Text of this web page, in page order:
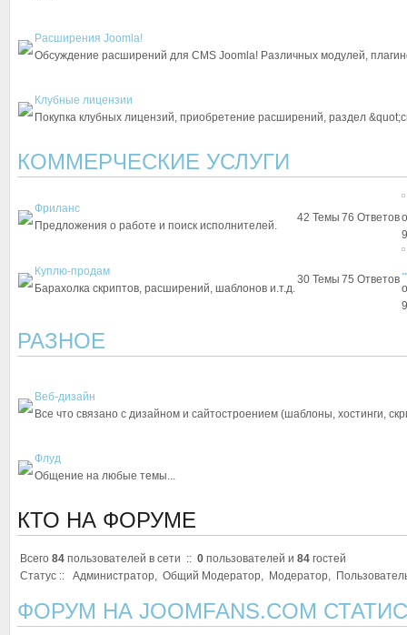
Расширения Joomla!
Обсуждение расширений для CMS Joomla! Различных модулей,
Клубные лицензии
Покупка клубных лицензий, приобретение расширений, раздел
КОММЕРЧЕСКИЕ УСЛУГИ
Фриланс
Предложения о работе и поиск исполнителей.
42 Темы 76 Ответов
Куплю-продам
Барахолка скриптов, расширений, шаблонов и.т.д.
30 Темы 75 Ответов
РАЗНОЕ
Веб-дизайн
Все что связано с дизайном и сайтостроением (шаблоны, хостинги,
Флуд
Общение на любые темы...
КТО НА ФОРУМЕ
Всего 84 пользователей в сети :: 0 пользователей и 84 гостей
Статус ::
Администратор, Общий Модератор, Модератор,
ФОРУМ НА JOOMFANS.COM